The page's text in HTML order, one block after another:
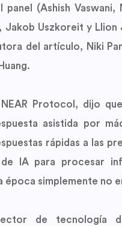
(Ashish Vaswani,
Jakob Uszkoreit y
del artículo, Niki
Protocol, dijo
asistida por
rápidas a las
IA para procesar
época simplemente no
de tecnología